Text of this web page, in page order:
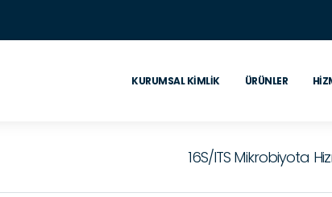
KURUMSAL KIMLIK ÜRÜNLER
16S/ITS Mikrobiyota